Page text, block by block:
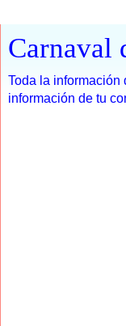
Carnaval
Toda la información
información de tu